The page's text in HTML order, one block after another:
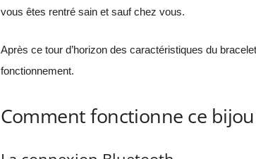
vous êtes rentré sain et sauf chez vous.
Après ce tour d’horizon des caractéristiques du
fonctionnement.
Comment fonctionne ce